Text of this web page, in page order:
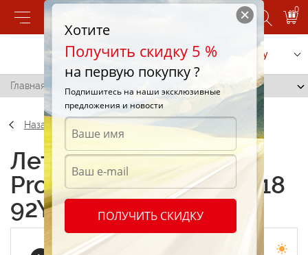
0
Позвонить Заказать услугу
Главная / Toyo Proxes R888 225/40 R18 92Y
Назад
Летние шины Toyo
Proxes R888 225/40 R18
92Y
Хотите
Получить скидку 5 %
на первую покупку ?
Подпишитесь на наши эксклюзивные
предложения и новости
ПОЛУЧИТЬ СКИДКУ